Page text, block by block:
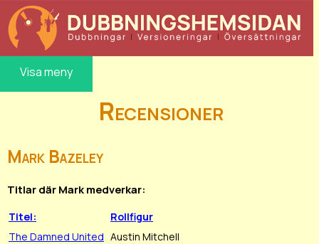
Visa meny
Recensioner
Mark Bazeley
Titlar där Mark medverkar:
Titel:
Rollfigur
The Damned United Austin Mitchell